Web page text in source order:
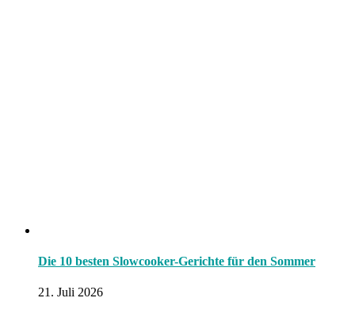
Die 10 besten Slowcooker-Gerichte für den Sommer
21. Juli 2026